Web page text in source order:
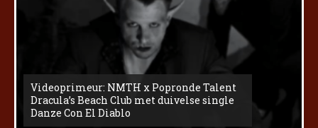
Videoprimeur: NMTH x Popronde Talent
Dracula’s Beach Club met duivelse single
Danze Con El Diablo